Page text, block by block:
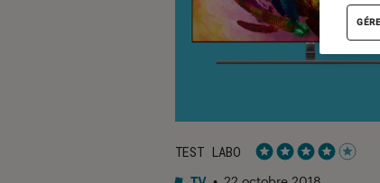
TEST LABO
Noté 4 étoiles sur